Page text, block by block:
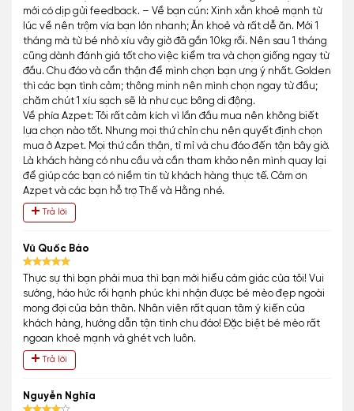
mới có dịp gửi feedback. – Về bạn cún: Xinh xắn khoẻ mạnh từ
lúc về nên trộm vía bạn lớn nhanh; Ăn khoẻ và rất dễ ăn. Mới 1
tháng mà từ bé nhỏ xíu vây giờ đã gần 10kg rồi. Nên sau 1 tháng
cũng dành đánh giá tốt cho việc kiểm tra và chọn giống ngay từ
đầu. Chu đáo và cẩn thận để mình chọn bạn ưng ý nhất. Golden
thì các bạn tình cảm; thông minh nên mình chọn ngay từ đầu;
chăm chút 1 xíu sạch sẽ là như cục bông di động.
Về phía Azpet: Tôi rất cảm kích vì lần đầu mua nên không biết
lựa chọn nào tốt. Nhưng mọi thứ chỉn chu nên quyết định chọn
mua ở Azpet. Mọi thứ cần thận, tỉ mỉ và chu đáo đến tận bây giờ.
Là khách hàng có nhu cầu và cần tham khảo nên mình quay lại
để giúp các bạn có niềm tin từ khách hàng thực tế. Cảm ơn
Azpet và các bạn hỗ trợ Thế và Hằng nhé.
Trả lời
Vũ Quốc Bảo
Thực sự thì bạn phải mua thì bạn mới hiểu cảm giác của tôi! Vui
sướng, háo hức rồi hạnh phúc khi nhận được bé mèo đẹp ngoài
mong đợi của bản thân. Nhân viên rất quan tâm ý kiến của
khách hàng, hướng dẫn tận tình chu đáo! Đặc biệt bé mèo rất
ngoan khoẻ mạnh và ghét vch luôn.
Trả lời
Nguyễn Nghĩa